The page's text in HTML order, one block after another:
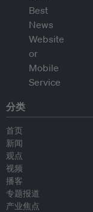
分类
首页
新闻
观点
视频
播客
专题报道
产业焦点